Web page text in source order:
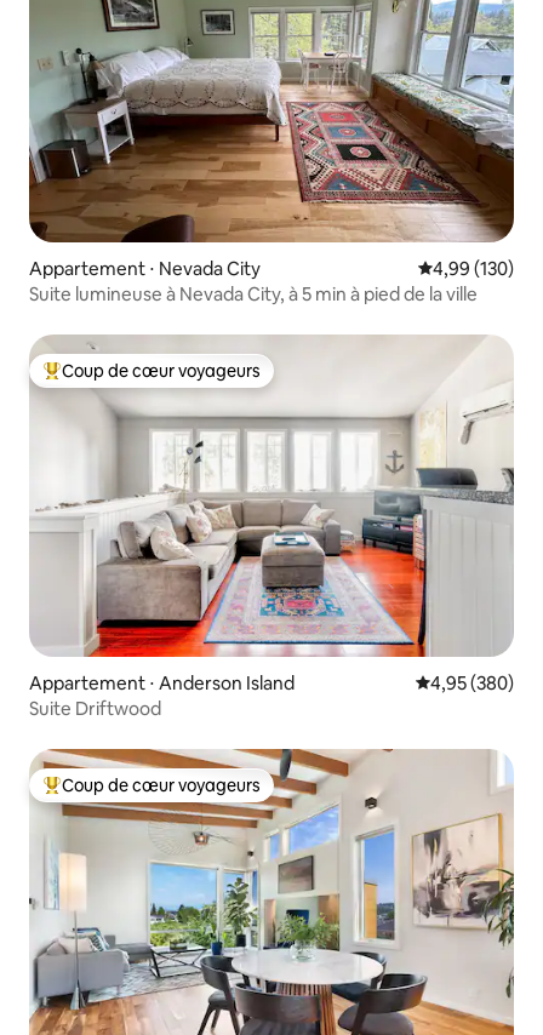
Appartement ⋅ Nevada City Évaluation
4,99 (130)
Suite lumineuse à Nevada City, à 5 min à pied de la ville
Coups de cœur voyageurs les plus appréciés
Coup de cœur voyageurs
Appartement ⋅ Anderson Island Évaluation
4,95 (380)
Suite Driftwood
Coups de cœur voyageurs les plus appréciés
Coup de cœur voyageurs